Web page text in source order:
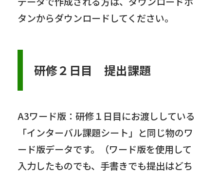
タンからダウンロードしてください。
研修２日目 提出課題
A3ワード版：研修１日目にお渡ししている
「インターバル課題シート」と同じ物のワ
ード版データです。（ワード版を使用して
入力したものでも、手書きでも提出はどち